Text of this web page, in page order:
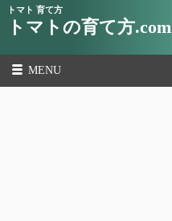
トマト 育て方
トマトの育て方.com
MENU